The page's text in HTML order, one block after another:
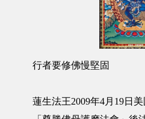
行者要修佛慢堅固
蓮生法王2009年4月19日